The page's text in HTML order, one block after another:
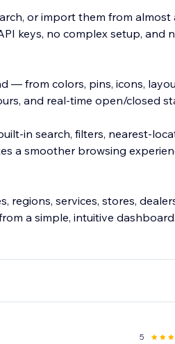
or import them from almost
keys, no complex setup, and
— from colors, pins, icons,
and real-time open/closed
in search, filters, nearest-
a smoother browsing
regions, services, stores,
a simple, intuitive dashboard.
5